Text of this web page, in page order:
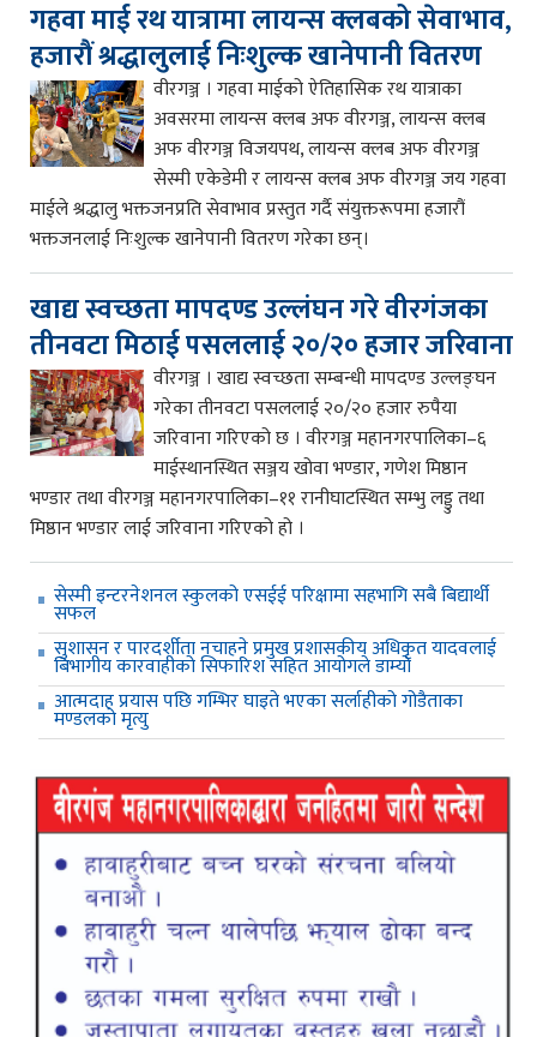
गहवा माई रथ यात्रामा लायन्स क्लबको सेवाभाव,
हजारौं श्रद्धालुलाई निःशुल्क खानेपानी वितरण
वीरगञ्ज । गहवा माईको ऐतिहासिक रथ यात्राका
अवसरमा लायन्स क्लब अफ वीरगञ्ज, लायन्स क्लब
अफ वीरगञ्ज विजयपथ, लायन्स क्लब अफ वीरगञ्ज
सेस्मी एकेडेमी र लायन्स क्लब अफ वीरगञ्ज जय गहवा
माईले श्रद्धालु भक्तजनप्रति सेवाभाव प्रस्तुत गर्दै संयुक्तरूपमा हजारौं
भक्तजनलाई निःशुल्क खानेपानी वितरण गरेका छन्।
खाद्य स्वच्छता मापदण्ड उल्लंघन गरे वीरगंजका
तीनवटा मिठाई पसललाई २०/२० हजार जरिवाना
वीरगञ्ज । खाद्य स्वच्छता सम्बन्धी मापदण्ड उल्लङ्घन
गरेका तीनवटा पसललाई २०/२० हजार रुपैया
जरिवाना गरिएको छ । वीरगञ्ज महानगरपालिका–६
माईस्थानस्थित सञ्जय खोवा भण्डार, गणेश मिष्ठान
भण्डार तथा वीरगञ्ज महानगरपालिका–११ रानीघाटस्थित सम्भु लड्डु तथा
मिष्ठान भण्डार लाई जरिवाना गरिएको हो ।
सेस्मी इन्टरनेशनल स्कुलको एसईई परिक्षामा सहभागि सबै बिद्यार्थी
सफल
सुशासन र पारदर्शीता नचाहने प्रमुख प्रशासकीय अधिकृत यादवलाई
बिभागीय कारवाहीको सिफारिश सहित आयोगले डाम्यो
आत्मदाह प्रयास पछि गम्भिर घाइते भएका सर्लाहीको गोडैताका
मण्डलको मृत्यु